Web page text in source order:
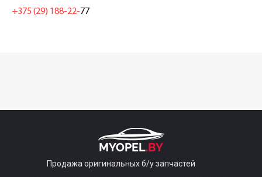
+375 (29) 188-22-77
Продажа оригинальных б/у запчастей